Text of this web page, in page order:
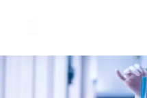
Inicio Real FM